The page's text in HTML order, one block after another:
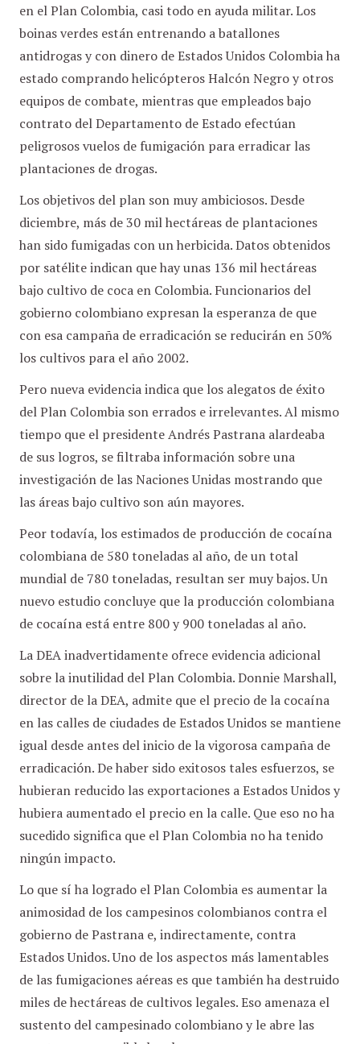
en el Plan Colombia, casi todo en ayuda militar. Los
boinas verdes están entrenando a batallones
antidrogas y con dinero de Estados Unidos Colombia ha
estado comprando helicópteros Halcón Negro y otros
equipos de combate, mientras que empleados bajo
contrato del Departamento de Estado efectúan
peligrosos vuelos de fumigación para erradicar las
plantaciones de drogas.
Los objetivos del plan son muy ambiciosos. Desde
diciembre, más de 30 mil hectáreas de plantaciones
han sido fumigadas con un herbicida. Datos obtenidos
por satélite indican que hay unas 136 mil hectáreas
bajo cultivo de coca en Colombia. Funcionarios del
gobierno colombiano expresan la esperanza de que
con esa campaña de erradicación se reducirán en 50%
los cultivos para el año 2002.
Pero nueva evidencia indica que los alegatos de éxito
del Plan Colombia son errados e irrelevantes. Al mismo
tiempo que el presidente Andrés Pastrana alardeaba
de sus logros, se filtraba información sobre una
investigación de las Naciones Unidas mostrando que
las áreas bajo cultivo son aún mayores.
Peor todavía, los estimados de producción de cocaína
colombiana de 580 toneladas al año, de un total
mundial de 780 toneladas, resultan ser muy bajos. Un
nuevo estudio concluye que la producción colombiana
de cocaína está entre 800 y 900 toneladas al año.
La DEA inadvertidamente ofrece evidencia adicional
sobre la inutilidad del Plan Colombia. Donnie Marshall,
director de la DEA, admite que el precio de la cocaína
en las calles de ciudades de Estados Unidos se mantiene
igual desde antes del inicio de la vigorosa campaña de
erradicación. De haber sido exitosos tales esfuerzos, se
hubieran reducido las exportaciones a Estados Unidos y
hubiera aumentado el precio en la calle. Que eso no ha
sucedido significa que el Plan Colombia no ha tenido
ningún impacto.
Lo que sí ha logrado el Plan Colombia es aumentar la
animosidad de los campesinos colombianos contra el
gobierno de Pastrana e, indirectamente, contra
Estados Unidos. Uno de los aspectos más lamentables
de las fumigaciones aéreas es que también ha destruido
miles de hectáreas de cultivos legales. Eso amenaza el
sustento del campesinado colombiano y le abre las